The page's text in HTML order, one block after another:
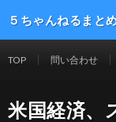
５ちゃんねるまと
TOP 問い合わせ
米国経済